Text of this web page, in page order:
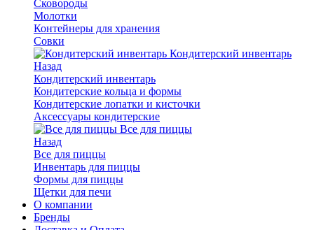
Сковороды
Молотки
Контейнеры для хранения
Совки
Кондитерский инвентарь
Назад
Кондитерский инвентарь
Кондитерские кольца и формы
Кондитерские лопатки и кисточки
Аксессуары кондитерские
Все для пиццы
Назад
Все для пиццы
Инвентарь для пиццы
Формы для пиццы
Щетки для печи
О компании
Бренды